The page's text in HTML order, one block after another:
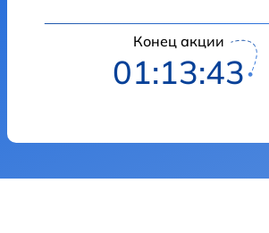
Конец акции
01:13:42